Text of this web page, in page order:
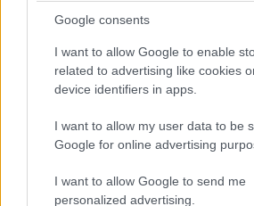
Google consents
I want to allow Google to enable
related to advertising like cookies
device identifiers in apps.
I want to allow my user data to be
Google for online advertising
I want to allow Google to send me
personalized advertising.
Διαβάστε και ακολουθήστε τους